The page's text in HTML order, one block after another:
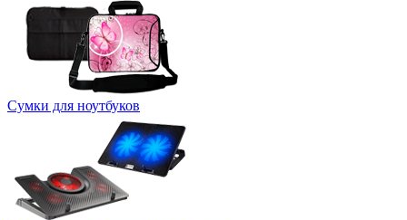
Сумки для ноутбуков